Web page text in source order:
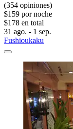
(354 opiniones)
$159 por noche
$178 en total
31 ago. - 1 sep.
Fushioukaku